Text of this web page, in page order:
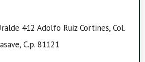
412 Adolfo Ruiz Cortines, Col.
C.p. 81121